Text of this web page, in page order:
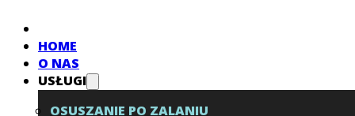
HOME
O NAS
USŁUGI
OSUSZANIE PO ZALANIU